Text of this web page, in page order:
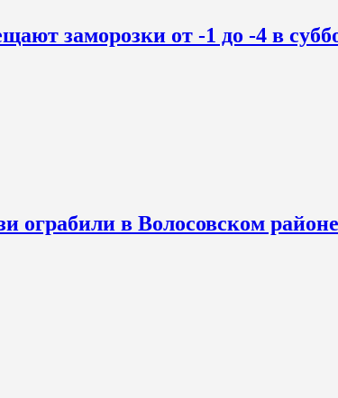
заморозки от -1 до -4 в
ограбили в Волосовском